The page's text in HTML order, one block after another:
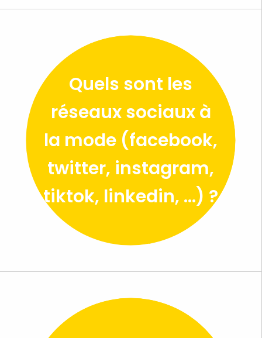
Quels sont les
réseaux sociaux à
la mode (facebook,
twitter, instagram,
tiktok, linkedin, …) ?